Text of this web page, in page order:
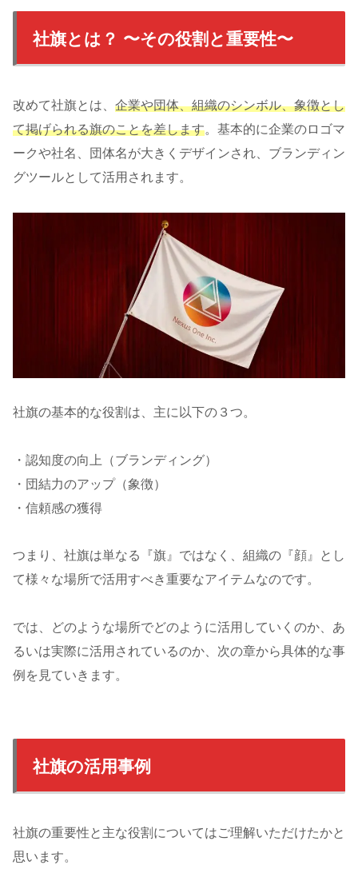
社旗とは？ 〜その役割と重要性〜
改めて社旗とは、 企業や団体、組織のシンボル、象徴とし
て掲げられる旗のことを差します。基本的に企業のロゴマ
ークや社名、団体名が大きくデザインされ、ブランディン
グツールとして活用されます。
社旗の基本的な役割は、主に以下の３つ。
・認知度の向上（ブランディング）
・団結力のアップ（象徴）
・信頼感の獲得
つまり、社旗は単なる『旗』ではなく、組織の『顔』とし
て様々な場所で活用すべき重要なアイテムなのです。
では、どのような場所でどのように活用していくのか、あ
るいは実際に活用されているのか、次の章から具体的な事
例を見ていきます。
社旗の活用事例
社旗の重要性と主な役割についてはご理解いただけたかと
思います。